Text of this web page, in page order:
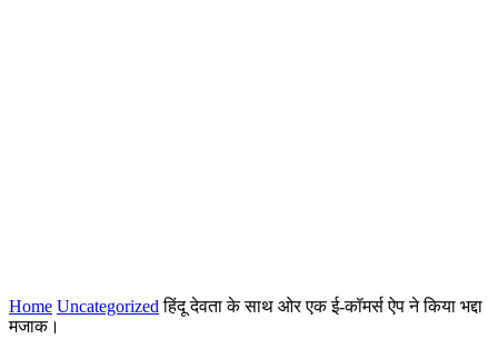
Home Uncategorized हिंदू देवता के साथ ओर एक ई-कॉमर्स ऐप ने किया भद्दा
मजाक।